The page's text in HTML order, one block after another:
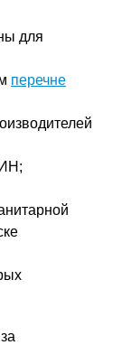
для
перечне